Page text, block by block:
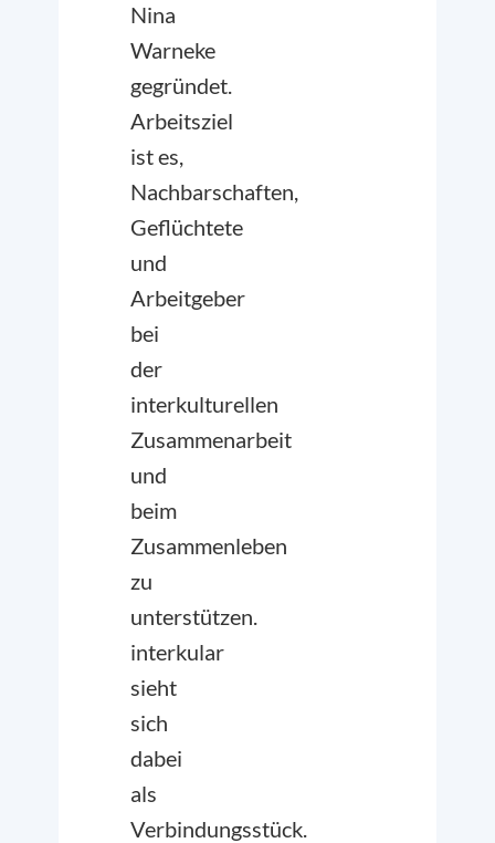
Nina
Warneke
gegründet.
Arbeitsziel
ist es,
Nachbarschaften,
Geflüchtete
und
Arbeitgeber
bei
der
interkulturellen
Zusammenarbeit
und
beim
Zusammenleben
zu
unterstützen.
interkular
sieht
sich
dabei
als
Verbindungsstück.